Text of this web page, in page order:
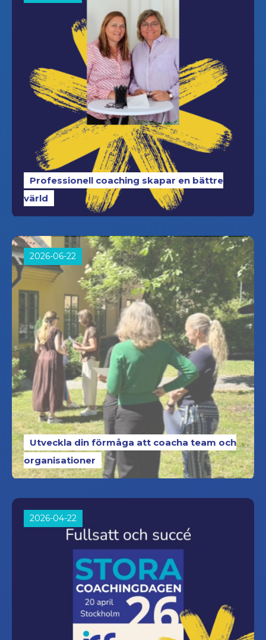
Professionell coaching skapar en bättre
värld
2026-06-22
Utveckla din förmåga att coacha team och
organisationer
2026-04-22